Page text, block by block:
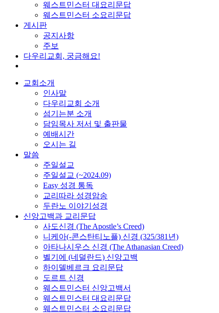
웨스트민스터 대요리문답
웨스트민스터 소요리문답
게시판
공지사항
주보
다우리교회, 궁금해요!
교회소개
인사말
다우리교회 소개
섬기는분 소개
담임목사 저서 및 출판물
예배시간
오시는 길
말씀
주일설교
주일설교 (~2024.09)
Easy 성경 통독
교리따라 성경암송
두란노 이야기성경
신앙고백과 교리문답
사도신경 (The Apostle’s Creed)
니케아(-콘스탄티노플) 신경 (325/381년)
아타나시우스 신경 (The Athanasian Creed)
벨기에 (네덜란드) 신앙고백
하이델베르크 요리문답
도르트 신경
웨스트민스터 신앙고백서
웨스트민스터 대요리문답
웨스트민스터 소요리문답